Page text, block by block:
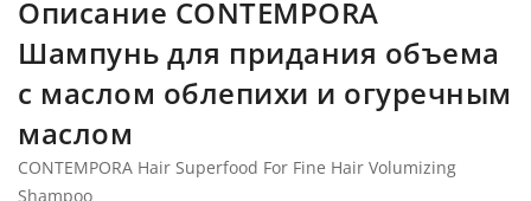
Описание CONTEMPORA
Шампунь для придания объема
с маслом облепихи и огуречным
маслом
CONTEMPORA Hair Superfood For Fine Hair Volumizing
Shampoo